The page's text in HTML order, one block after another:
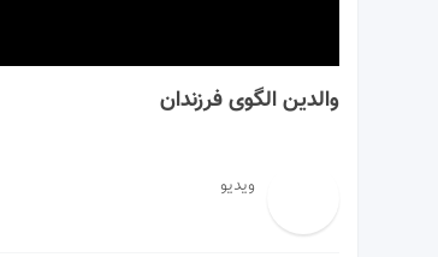
والدین الگوی فرزندان
ویدیو